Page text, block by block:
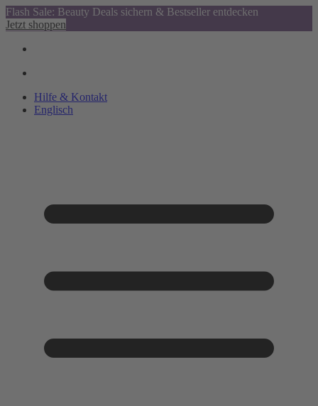
Flash Sale: Beauty Deals sichern & Bestseller entdecken
Jetzt shoppen
Hilfe & Kontakt
Englisch